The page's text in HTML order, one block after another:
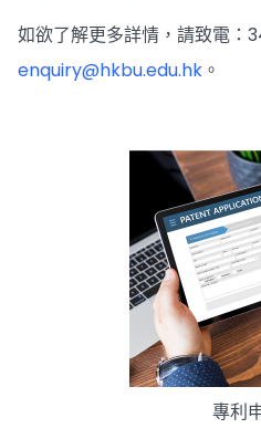
如欲了解更多詳情，請致電：
enquiry@hkbu.edu.hk 。
專利